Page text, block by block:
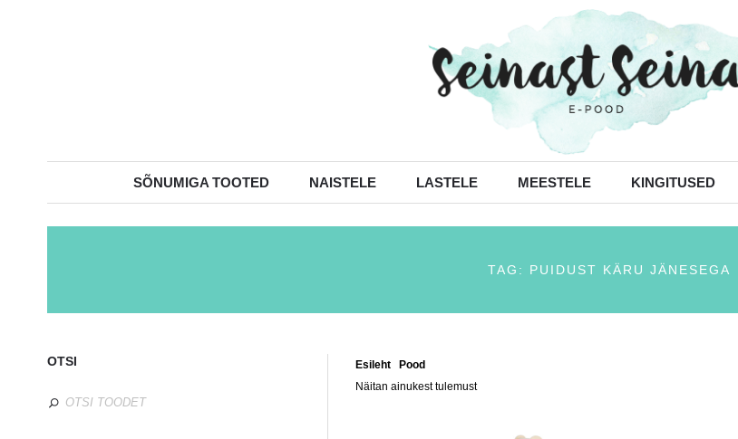
SÕNUMIGA TOOTED NAISTELE LASTELE MEESTELE KINGITUSED
TAG: PUIDUST KÄRU JÄNESEGA
Esileht /Pood
Näitan ainukest tulemust
OTSI